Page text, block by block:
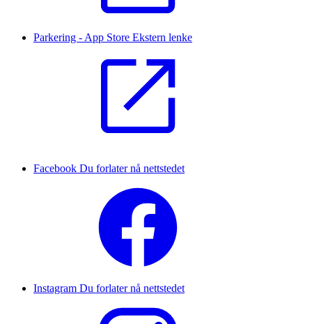
Parkering - App Store Ekstern lenke
Facebook Du forlater nå nettstedet
Instagram Du forlater nå nettstedet